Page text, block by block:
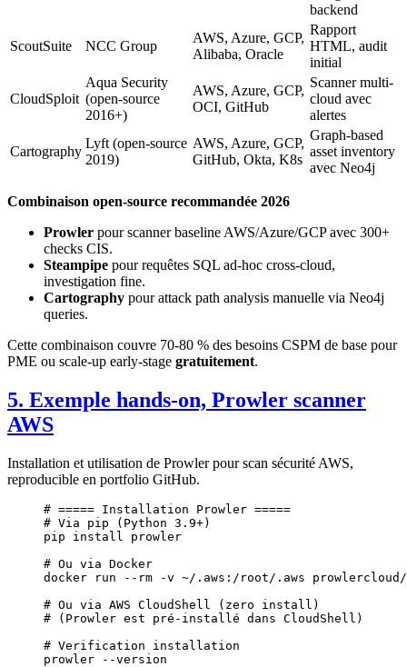
backend
ScoutSuite NCC Group
AWS, Azure, GCP,
Alibaba, Oracle
Rapport
HTML, audit
initial
CloudSploit
Aqua Security
(open-source
2016+)
AWS, Azure, GCP,
OCI, GitHub
Scanner multi-
cloud avec
alertes
Cartography
Lyft (open-source
2019)
AWS, Azure, GCP,
GitHub, Okta, K8s
Graph-based
asset inventory
avec Neo4j
Combinaison open-source recommandée 2026
Prowler pour scanner baseline AWS/Azure/GCP avec 300+
checks CIS.
Steampipe pour requêtes SQL ad-hoc cross-cloud,
investigation fine.
Cartography pour attack path analysis manuelle via Neo4j
queries.
Cette combinaison couvre 70-80 % des besoins CSPM de base pour
PME ou scale-up early-stage gratuitement.
5. Exemple hands-on, Prowler scanner
AWS
Installation et utilisation de Prowler pour scan sécurité AWS,
reproducible en portfolio GitHub.
# ===== Installation Prowler =====
# Via pip (Python 3.9+)
pip install
prowler
# Ou via Docker
docker run --rm -v ~/.aws:/root/.aws
# Ou via AWS CloudShell (zero install)
# (Prowler est pré-installé dans CloudShell)
# Verification installation
prowler --version